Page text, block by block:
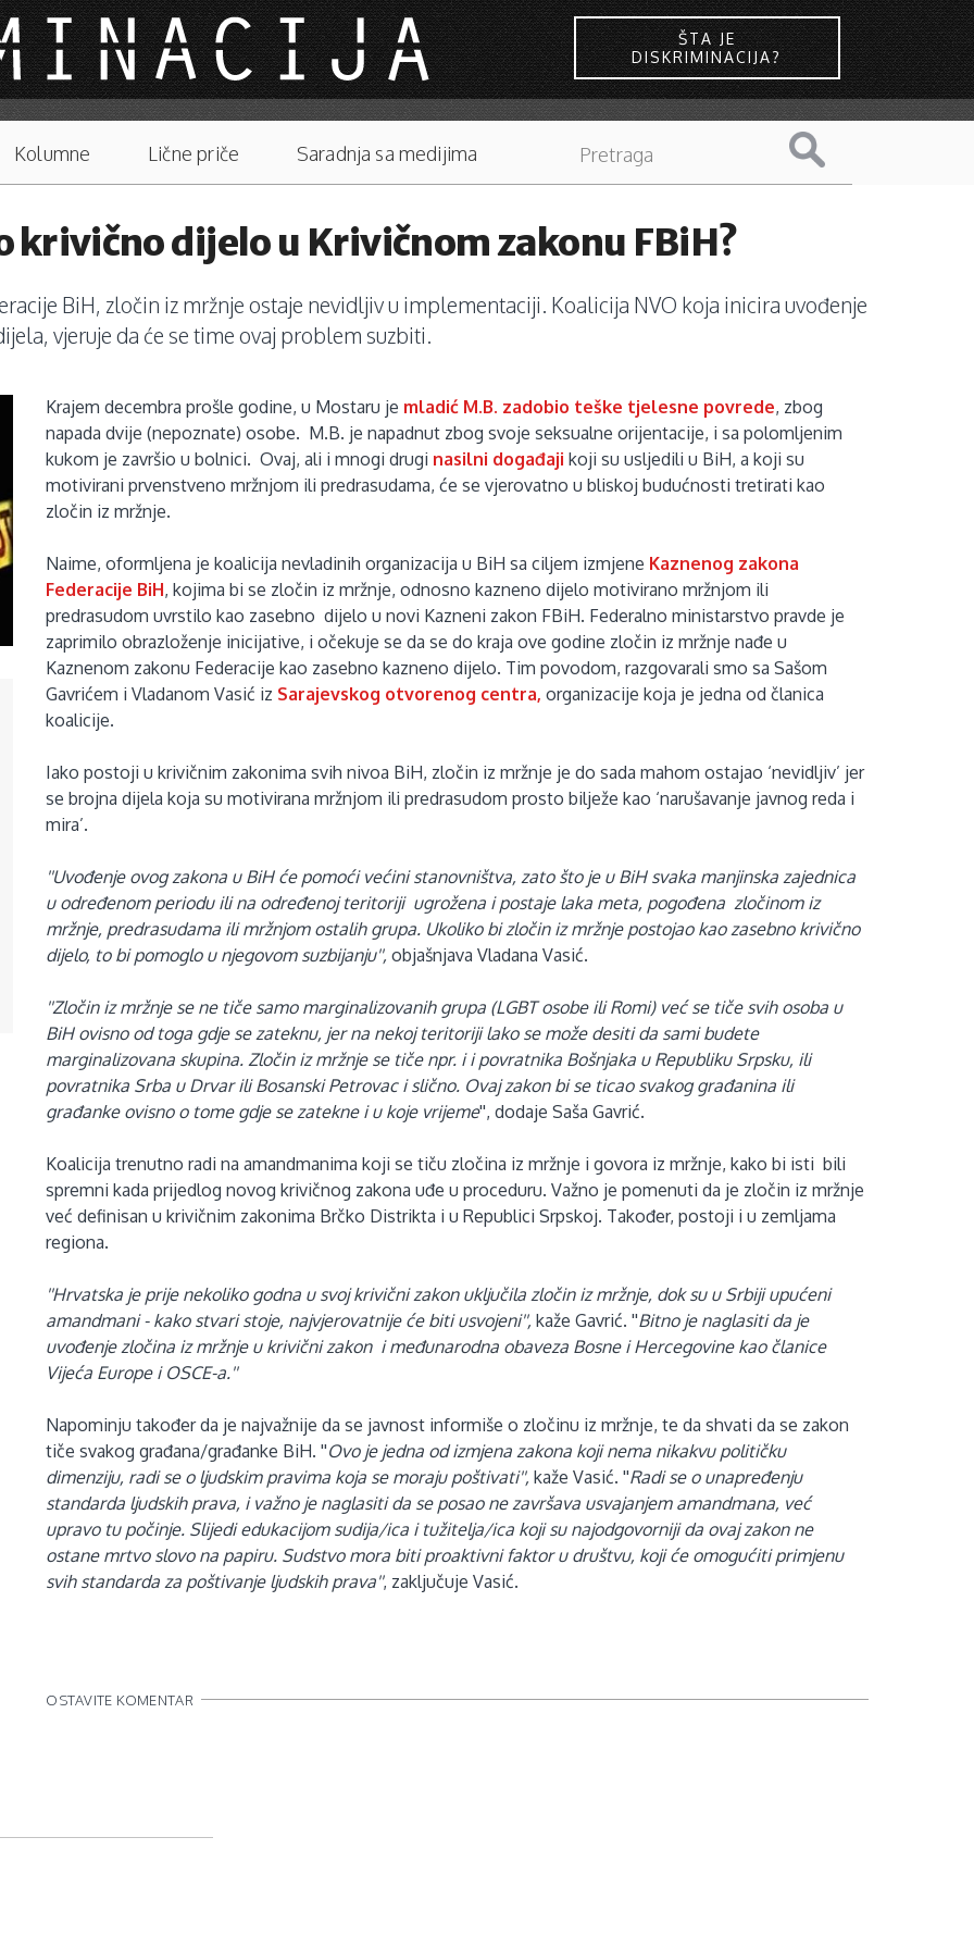
ŠTA JE
DISKRIMINACIJA?
Kolumne Lične priče Saradnja sa medijima
krivično dijelo u Krivičnom zakonu FBiH?
BiH, zločin iz mržnje ostaje nevidljiv u implementaciji. Koalicija NVO koja inicira uvođenje
vjeruje da će se time ovaj problem suzbiti.
Krajem decembra prošle godine, u Mostaru je mladić M.B. zadobio teške tjelesne povrede, zbog
napada dvije (nepoznate) osobe. M.B. je napadnut zbog svoje seksualne orijentacije, i sa polomljenim
kukom je završio u bolnici. Ovaj, ali i mnogi drugi nasilni događaji koji su usljedili u BiH, a koji su
motivirani prvenstveno mržnjom ili predrasudama, će se vjerovatno u bliskoj budućnosti tretirati kao
zločin iz mržnje.
Naime, oformljena je koalicija nevladinih organizacija u BiH sa ciljem izmjene Kaznenog zakona
Federacije BiH, kojima bi se zločin iz mržnje, odnosno kazneno dijelo motivirano mržnjom ili
predrasudom uvrstilo kao zasebno dijelo u novi Kazneni zakon FBiH. Federalno ministarstvo pravde je
zaprimilo obrazloženje inicijative, i očekuje se da se do kraja ove godine zločin iz mržnje nađe u
Kaznenom zakonu Federacije kao zasebno kazneno dijelo. Tim povodom, razgovarali smo sa Sašom
Gavrićem i Vladanom Vasić iz Sarajevskog otvorenog centra, organizacije koja je jedna od članica
koalicije.
Iako postoji u krivičnim zakonima svih nivoa BiH, zločin iz mržnje je do sada mahom ostajao ‘nevidljiv’ jer
se brojna dijela koja su motivirana mržnjom ili predrasudom prosto bilježe kao ‘narušavanje javnog reda i
mira’.
''Uvođenje ovog zakona u BiH će pomoći većini stanovništva, zato što je u BiH svaka manjinska zajednica
u određenom periodu ili na određenoj teritoriji ugrožena i postaje laka meta, pogođena zločinom iz
mržnje, predrasudama ili mržnjom ostalih grupa. Ukoliko bi zločin iz mržnje postojao kao zasebno krivično
dijelo, to bi pomoglo u njegovom suzbijanju'', objašnjava Vladana Vasić.
''Zločin iz mržnje se ne tiče samo marginalizovanih grupa (LGBT osobe ili Romi) već se tiče svih osoba u
BiH ovisno od toga gdje se zateknu, jer na nekoj teritoriji lako se može desiti da sami budete
marginalizovana skupina. Zločin iz mržnje se tiče npr. i i povratnika Bošnjaka u Republiku Srpsku, ili
povratnika Srba u Drvar ili Bosanski Petrovac i slično. Ovaj zakon bi se ticao svakog građanina ili
građanke ovisno o tome gdje se zatekne i u koje vrijeme'', dodaje Saša Gavrić.
Koalicija trenutno radi na amandmanima koji se tiču zločina iz mržnje i govora iz mržnje, kako bi isti bili
spremni kada prijedlog novog krivičnog zakona uđe u proceduru. Važno je pomenuti da je zločin iz mržnje
već definisan u krivičnim zakonima Brčko Distrikta i u Republici Srpskoj. Također, postoji i u zemljama
regiona.
''Hrvatska je prije nekoliko godna u svoj krivični zakon uključila zločin iz mržnje, dok su u Srbiji upućeni
amandmani - kako stvari stoje, najvjerovatnije će biti usvojeni'', kaže Gavrić. ''Bitno je naglasiti da je
uvođenje zločina iz mržnje u krivični zakon i međunarodna obaveza Bosne i Hercegovine kao članice
Vijeća Europe i OSCE-a.''
Napominju također da je najvažnije da se javnost informiše o zločinu iz mržnje, te da shvati da se zakon
tiče svakog građana/građanke BiH. ''Ovo je jedna od izmjena zakona koji nema nikakvu političku
dimenziju, radi se o ljudskim pravima koja se moraju poštivati'', kaže Vasić. ''Radi se o unapređenju
standarda ljudskih prava, i važno je naglasiti da se posao ne završava usvajanjem amandmana, već
upravo tu počinje. Slijedi edukacijom sudija/ica i tužitelja/ica koji su najodgovorniji da ovaj zakon ne
ostane mrtvo slovo na papiru. Sudstvo mora biti proaktivni faktor u društvu, koji će omogućiti primjenu
svih standarda za poštivanje ljudskih prava'', zaključuje Vasić.
OSTAVITE KOMENTAR